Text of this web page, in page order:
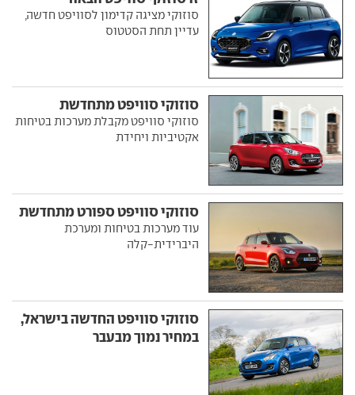
סוזוקי מציגה קדימון לסוויפט חדשה,
עדיין תחת הסטטוס
סוזוקי סוויפט מתחדשת
סוזוקי סוויפט מקבלת מערכות בטיחות
אקטיביות ויחידת
סוזוקי סוויפט ספורט מתחדשת
עוד מערכות בטיחות ומערכת
היברידית-קלה
סוזוקי סוויפט החדשה בישראל,
במחיר נמוך מבעבר